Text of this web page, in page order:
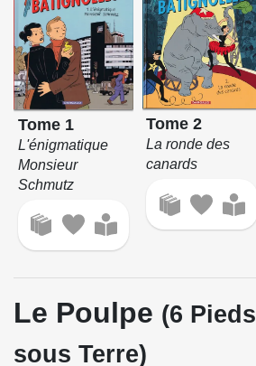
Tome 1
L'énigmatique
Monsieur
Schmutz
Tome 2
La ronde des
canards
Le Poulpe (6 Pieds
sous Terre)